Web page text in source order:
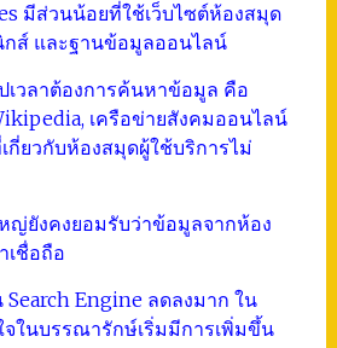
มีส่วนน้อยที่ใช้เว็บไซต์ห้องสมุด
กส์ และฐานข้อมูลออนไลน์
เวลาต้องการค้นหาข้อมูล คือ
เครือข่ายสังคมออนไลน์
กี่ยวกับห้องสมุดผู้ใช้บริการไม่
ญ่ยังคงยอมรับว่าข้อมูลจากห้อง
เชื่อถือ
Search Engine ลดลงมาก ใน
ในบรรณารักษ์เริ่มมีการเพิ่มขึ้น